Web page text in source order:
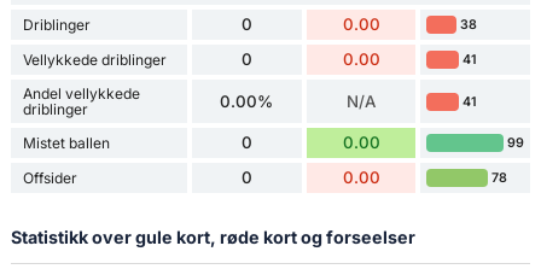
Driblinger 0 0.00 38
Vellykkede driblinger 0 0.00 41
Andel vellykkede
driblinger
0.00% N/A 41
Mistet ballen 0 0.00 99
Offsider 0 0.00 78
Statistikk over gule kort, røde kort og forseelser